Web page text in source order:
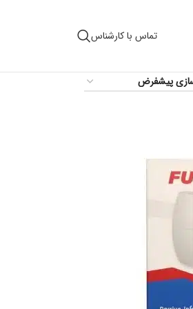
تماس با کارشناس